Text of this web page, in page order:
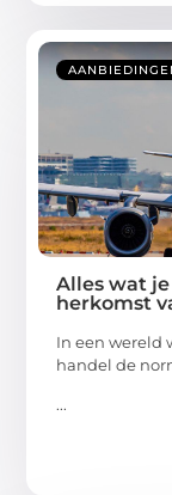
Alles wat
herkomst
In een wereld
handel de
...